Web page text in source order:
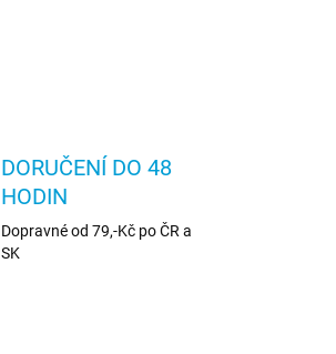
DORUČENÍ DO 48
HODIN
Dopravné od 79,-Kč po ČR a
SK